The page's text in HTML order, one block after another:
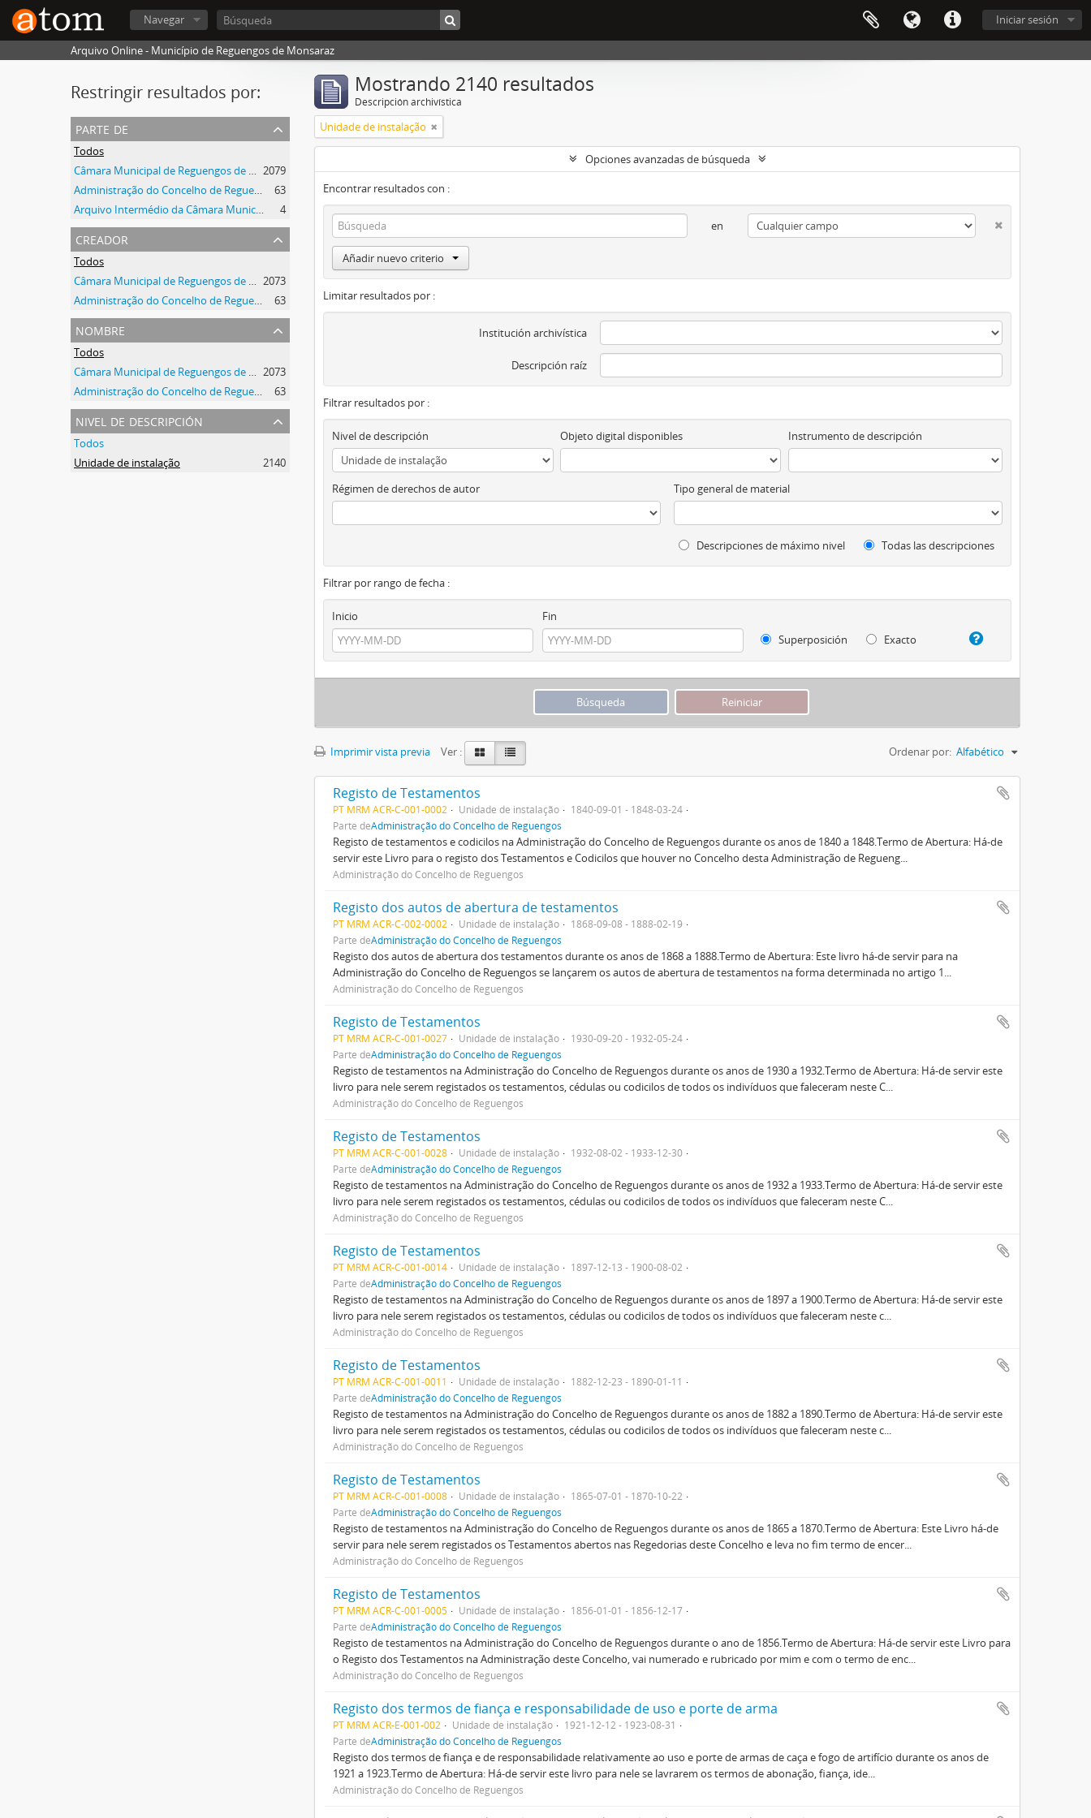
Iniciar sesión
Navegar
Arquivo Online - Município de Reguengos de Monsaraz
Restringir resultados por:
parte de
Todos
Câmara Municipal de Reguengos de Monsaraz 2079
Administração do Concelho de Reguengos
63
Arquivo Intermédio da Câmara Municipal de Reguengos de Monsaraz
4
creador
Todos
Câmara Municipal de Reguengos de Monsaraz 2073
Administração do Concelho de Reguengos
63
nombre
Todos
Câmara Municipal de Reguengos de Monsaraz 2073
Administração do Concelho de Reguengos
63
nivel de descripción
Todos
Unidade de instalação
2140
Mostrando 2140 resultados
Descripción archivística
Unidade de instalação
Opciones avanzadas de búsqueda
Encontrar resultados con :
en
Añadir nuevo criterio
Limitar resultados por :
Institución archivística
Descripción raíz
Filtrar resultados por :
Nivel de descripción Objeto digital disponibles Instrumento de descripción
Régimen de derechos de autor Tipo general de material
Descripciones de máximo nivel Todas las descripciones
Filtrar por rango de fecha :
Inicio
Fin
Superposición
Exacto
Imprimir vista previa Ver : Ordenar por: Alfabético
Registo de Testamentos
PT MRM ACR-C-001-0002 Unidade de instalação
1840-09-01 - 1848-03-24
Parte deAdministração do Concelho de Reguengos
Registo de testamentos e codicilos na Administração do Concelho de Reguengos durante os anos de 1840 a 1848.Termo de Abertura: Há-de
servir este Livro para o registo dos Testamentos e Codicilos que houver no Concelho desta Administração de Regueng...
Administração do Concelho de Reguengos
Registo dos autos de abertura de testamentos
PT MRM ACR-C-002-0002 Unidade de instalação
1868-09-08 - 1888-02-19
Parte deAdministração do Concelho de Reguengos
Registo dos autos de abertura dos testamentos durante os anos de 1868 a 1888.Termo de Abertura: Este livro há-de servir para na
Administração do Concelho de Reguengos se lançarem os autos de abertura de testamentos na forma determinada no artigo 1...
Administração do Concelho de Reguengos
Registo de Testamentos
PT MRM ACR-C-001-0027 Unidade de instalação
1930-09-20 - 1932-05-24
Parte deAdministração do Concelho de Reguengos
Registo de testamentos na Administração do Concelho de Reguengos durante os anos de 1930 a 1932.Termo de Abertura: Há-de servir este
livro para nele serem registados os testamentos, cédulas ou codicilos de todos os indivíduos que faleceram neste C...
Administração do Concelho de Reguengos
Registo de Testamentos
PT MRM ACR-C-001-0028 Unidade de instalação
1932-08-02 - 1933-12-30
Parte deAdministração do Concelho de Reguengos
Registo de testamentos na Administração do Concelho de Reguengos durante os anos de 1932 a 1933.Termo de Abertura: Há-de servir este
livro para nele serem registados os testamentos, cédulas ou codicilos de todos os indivíduos que faleceram neste C...
Administração do Concelho de Reguengos
Registo de Testamentos
PT MRM ACR-C-001-0014 Unidade de instalação
1897-12-13 - 1900-08-02
Parte deAdministração do Concelho de Reguengos
Registo de testamentos na Administração do Concelho de Reguengos durante os anos de 1897 a 1900.Termo de Abertura: Há-de servir este
livro para nele serem registados os testamentos, cédulas ou codicilos de todos os indivíduos que faleceram neste c...
Administração do Concelho de Reguengos
Registo de Testamentos
PT MRM ACR-C-001-0011 Unidade de instalação
1882-12-23 - 1890-01-11
Parte deAdministração do Concelho de Reguengos
Registo de testamentos na Administração do Concelho de Reguengos durante os anos de 1882 a 1890.Termo de Abertura: Há-de servir este
livro para nele serem registados os testamentos, cédulas ou codicilos de todos os indivíduos que faleceram neste c...
Administração do Concelho de Reguengos
Registo de Testamentos
PT MRM ACR-C-001-0008 Unidade de instalação
1865-07-01 - 1870-10-22
Parte deAdministração do Concelho de Reguengos
Registo de testamentos na Administração do Concelho de Reguengos durante os anos de 1865 a 1870.Termo de Abertura: Este Livro há-de
servir para nele serem registados os Testamentos abertos nas Regedorias deste Concelho e leva no fim termo de encer...
Administração do Concelho de Reguengos
Registo de Testamentos
PT MRM ACR-C-001-0005 Unidade de instalação
1856-01-01 - 1856-12-17
Parte deAdministração do Concelho de Reguengos
Registo de testamentos na Administração do Concelho de Reguengos durante o ano de 1856.Termo de Abertura: Há-de servir este Livro para
o Registo dos Testamentos na Administração deste Concelho, vai numerado e rubricado por mim e com o termo de enc...
Administração do Concelho de Reguengos
Registo dos termos de fiança e responsabilidade de uso e porte de arma
PT MRM ACR-E-001-002 Unidade de instalação
1921-12-12 - 1923-08-31
Parte deAdministração do Concelho de Reguengos
Registo dos termos de fiança e de responsabilidade relativamente ao uso e porte de armas de caça e fogo de artifício durante os anos de
1921 a 1923.Termo de Abertura: Há-de servir este livro para nele se lavrarem os termos de abonação, fiança, ide...
Administração do Concelho de Reguengos